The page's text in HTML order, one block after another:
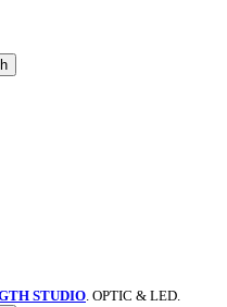
STUDIO. OPTIC & LED.